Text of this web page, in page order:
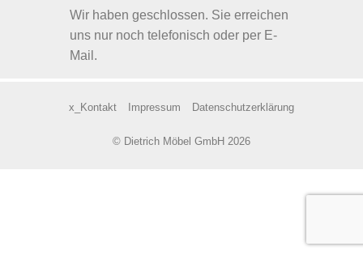
Wir haben geschlossen. Sie erreichen
uns nur noch telefonisch oder per E-
Mail.
x_Kontakt Impressum Datenschutzerklärung
© Dietrich Möbel GmbH 2026